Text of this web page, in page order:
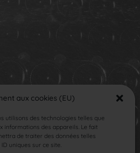
aux cookies (EU)
utilisons des technologies telles que
informations des appareils. Le fait
de traiter des données telles
uniques sur ce site.